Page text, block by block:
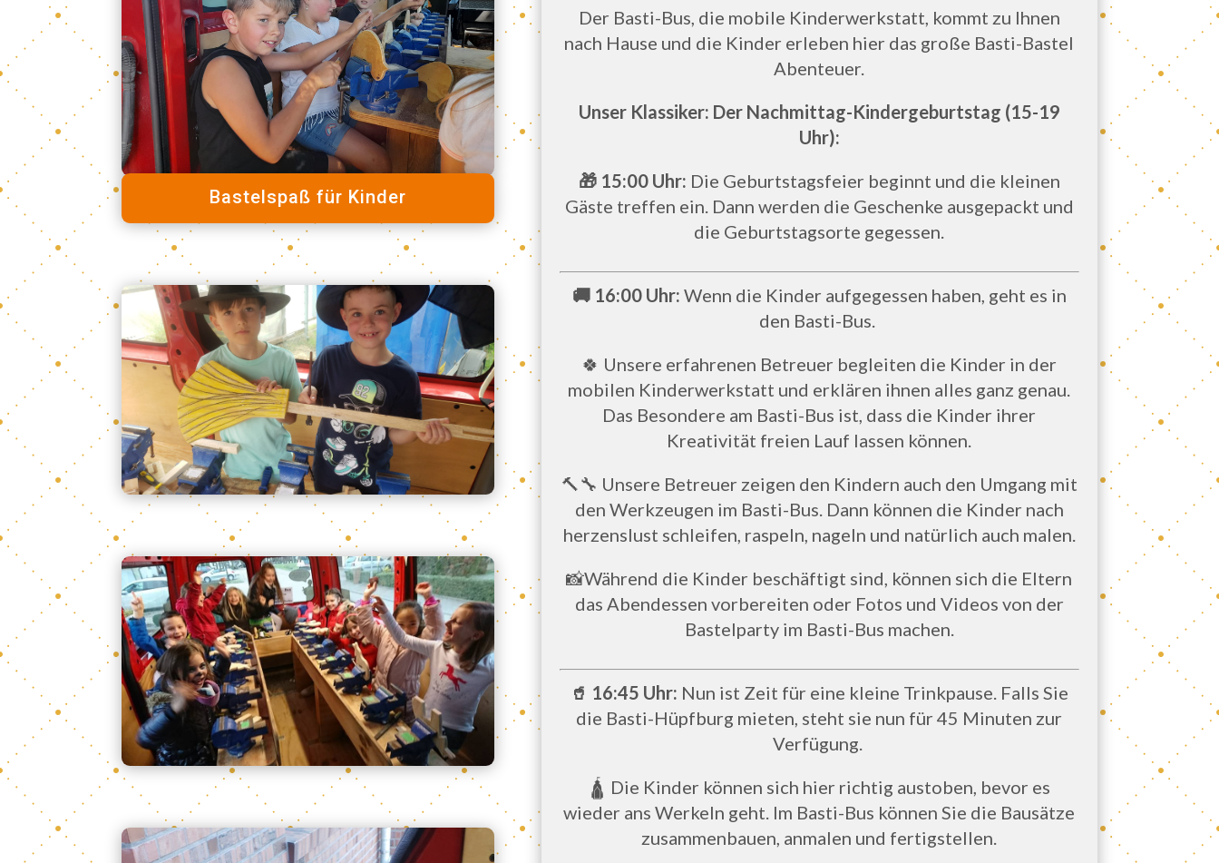
Bastelspaß für Kinder
Der Basti-Bus, die mobile Kinderwerkstatt, kommt zu Ihnen
nach Hause und die Kinder erleben hier das große Basti-Bastel
Abenteuer.
Unser Klassiker: Der Nachmittag-Kindergeburtstag (15-19
Uhr):
🎁 15:00 Uhr: Die Geburtstagsfeier beginnt und die kleinen
Gäste treffen ein. Dann werden die Geschenke ausgepackt und
die Geburtstagsorte gegessen.
🚚 16:00 Uhr: Wenn die Kinder aufgegessen haben, geht es in
den Basti-Bus.
🍀 Unsere erfahrenen Betreuer begleiten die Kinder in der
mobilen Kinderwerkstatt und erklären ihnen alles ganz genau.
Das Besondere am Basti-Bus ist, dass die Kinder ihrer
Kreativität freien Lauf lassen können.
🔨🔧 Unsere Betreuer zeigen den Kindern auch den Umgang mit
den Werkzeugen im Basti-Bus. Dann können die Kinder nach
herzenslust schleifen, raspeln, nageln und natürlich auch malen.
📸Während die Kinder beschäftigt sind, können sich die Eltern
das Abendessen vorbereiten oder Fotos und Videos von der
Bastelparty im Basti-Bus machen.
🥤 16:45 Uhr: Nun ist Zeit für eine kleine Trinkpause. Falls Sie
die Basti-Hüpfburg mieten, steht sie nun für 45 Minuten zur
Verfügung.
🛕 Die Kinder können sich hier richtig austoben, bevor es
wieder ans Werkeln geht. Im Basti-Bus können Sie die Bausätze
zusammenbauen, anmalen und fertigstellen.